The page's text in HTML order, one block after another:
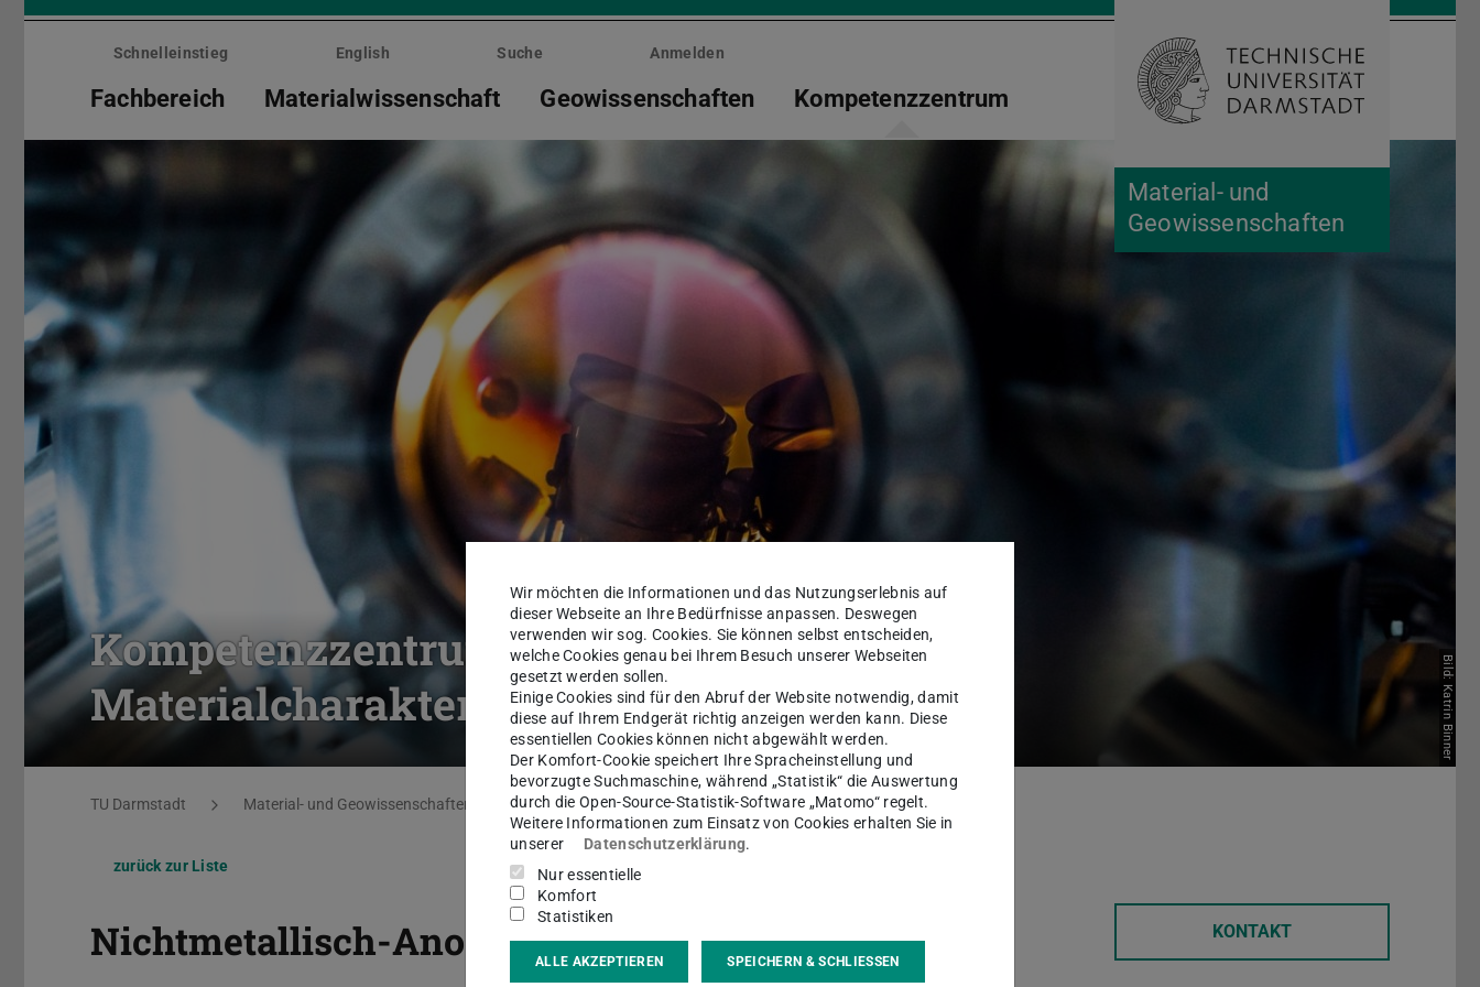
Menü
überspringen
Material- und
Geowissenschaften
Schnelleinstieg English Suche Anmelden
Fachbereich Materialwissenschaft Geowissenschaften Kompetenzzentrum Suche öffnen
Kompetenzzentrum
Materialcharakterisierung
Bild: Katrin Binner
Sie befinden sich hier:
TU Darmstadt Material- und Geowissenschaften Kompetenzzentrum
zurück zur Liste
Nichtmetallisch-Anorganische Werkstoffe (NAW) KONTAKT
Wir möchten die Informationen und das Nutzungserlebnis auf
dieser Webseite an Ihre Bedürfnisse anpassen. Deswegen
verwenden wir sog. Cookies. Sie können selbst entscheiden,
welche Cookies genau bei Ihrem Besuch unserer Webseiten
gesetzt werden sollen.
Einige Cookies sind für den Abruf der Website notwendig, damit
diese auf Ihrem Endgerät richtig anzeigen werden kann. Diese
essentiellen Cookies können nicht abgewählt werden.
Der Komfort-Cookie speichert Ihre Spracheinstellung und
bevorzugte Suchmaschine, während „Statistik“ die Auswertung
durch die Open-Source-Statistik-Software „Matomo“ regelt.
Weitere Informationen zum Einsatz von Cookies erhalten Sie in
unserer
Datenschutzerklärung.
Nur essentielle
Komfort
Statistiken
ALLE AKZEPTIEREN SPEICHERN & SCHLIESSEN